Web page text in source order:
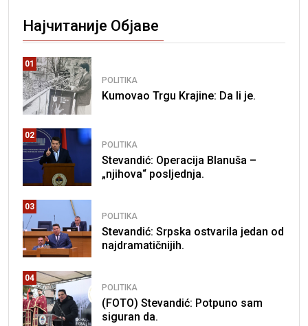
Најчитаније Објаве
01
POLITIKA
Kumovao Trgu Krajine: Da li je.
02
POLITIKA
Stevandić: Operacija Blanuša –
„njihova“ posljednja.
03
POLITIKA
Stevandić: Srpska ostvarila jedan od
najdramatičnijih.
04
POLITIKA
(FOTO) Stevandić: Potpuno sam
siguran da.